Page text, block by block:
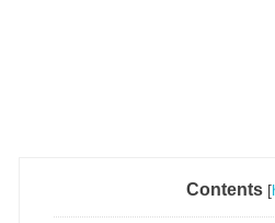
Contents [